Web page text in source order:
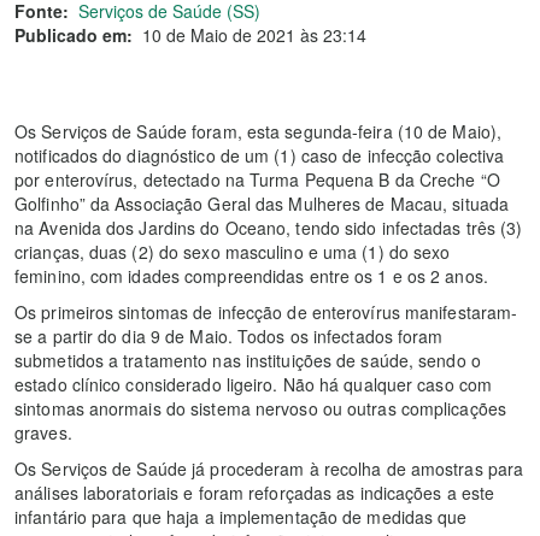
Fonte: Serviços de Saúde (SS)
Publicado em: 10 de Maio de 2021 às 23:14
Os Serviços de Saúde foram, esta segunda-feira (10 de Maio),
notificados do diagnóstico de um (1) caso de infecção colectiva
por enterovírus, detectado na Turma Pequena B da Creche “O
Golfinho” da Associação Geral das Mulheres de Macau, situada
na Avenida dos Jardins do Oceano, tendo sido infectadas três (3)
crianças, duas (2) do sexo masculino e uma (1) do sexo
feminino, com idades compreendidas entre os 1 e os 2 anos.
Os primeiros sintomas de infecção de enterovírus manifestaram-
se a partir do dia 9 de Maio. Todos os infectados foram
submetidos a tratamento nas instituições de saúde, sendo o
estado clínico considerado ligeiro. Não há qualquer caso com
sintomas anormais do sistema nervoso ou outras complicações
graves.
Os Serviços de Saúde já procederam à recolha de amostras para
análises laboratoriais e foram reforçadas as indicações a este
infantário para que haja a implementação de medidas que